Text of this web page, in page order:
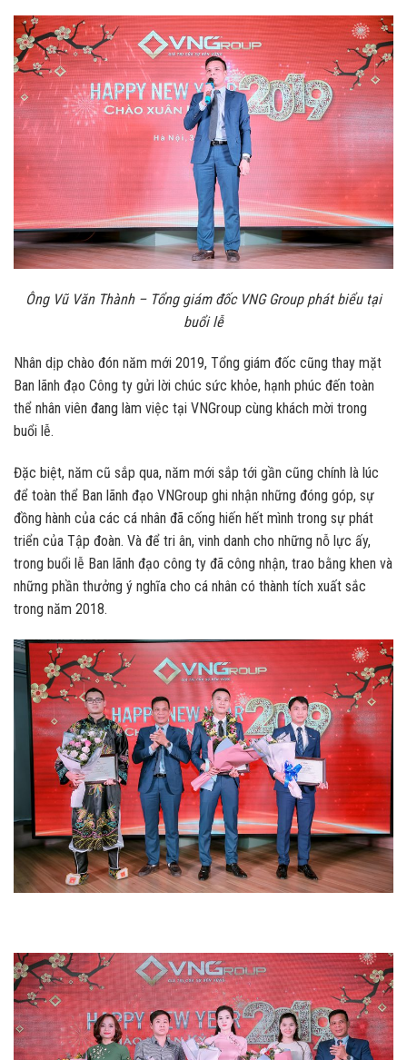
Ông Vũ Văn Thành – Tổng giám đốc VNG Group phát biểu tại
buổi lễ
Nhân dịp chào đón năm mới 2019, Tổng giám đốc cũng thay mặt
Ban lãnh đạo Công ty gửi lời chúc sức khỏe, hạnh phúc đến toàn
thể nhân viên đang làm việc tại VNGroup cùng khách mời trong
buổi lễ.
Đặc biệt, năm cũ sắp qua, năm mới sắp tới gần cũng chính là lúc
để toàn thể Ban lãnh đạo VNGroup ghi nhận những đóng góp, sự
đồng hành của các cá nhân đã cống hiến hết mình trong sự phát
triển của Tập đoàn. Và để tri ân, vinh danh cho những nỗ lực ấy,
trong buổi lễ Ban lãnh đạo công ty đã công nhận, trao bằng khen và
những phần thưởng ý nghĩa cho cá nhân có thành tích xuất sắc
trong năm 2018.